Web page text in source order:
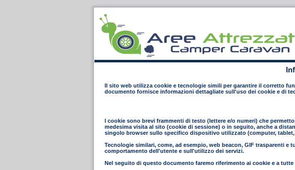
Il sito web utilizza cookie e tecnologie simili per garantire il corretto
documento fornisce informazioni dettagliate sull'uso dei cookie e di
I cookie sono brevi frammenti di testo (lettere e/o numeri) che
medesima visita al sito (cookie di sessione) o in seguito, anche a
singolo browser sullo specifico dispositivo utilizzato (computer,
Tecnologie similari, come, ad esempio, web beacon, GIF trasparenti
comportamento dell'utente e sull'utilizzo dei servizi.
Nel seguito di questo documento faremo riferimento ai cookie e a